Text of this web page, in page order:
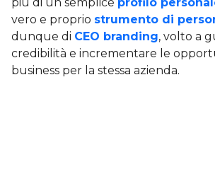
vero e proprio strumento di
dunque di CEO branding, volto a
credibilità e incrementare le
business per la stessa azienda.